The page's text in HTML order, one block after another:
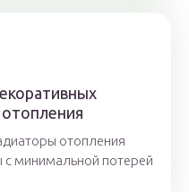
отопления
минимальной потерей